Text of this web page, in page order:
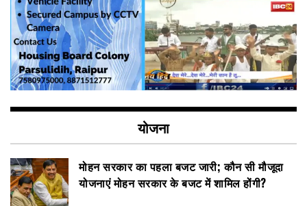
योजना
मोहन सरकार का पहला बजट जारी; कौन सी मौजूदा
योजनाएं मोहन सरकार के बजट में शामिल होंगी?